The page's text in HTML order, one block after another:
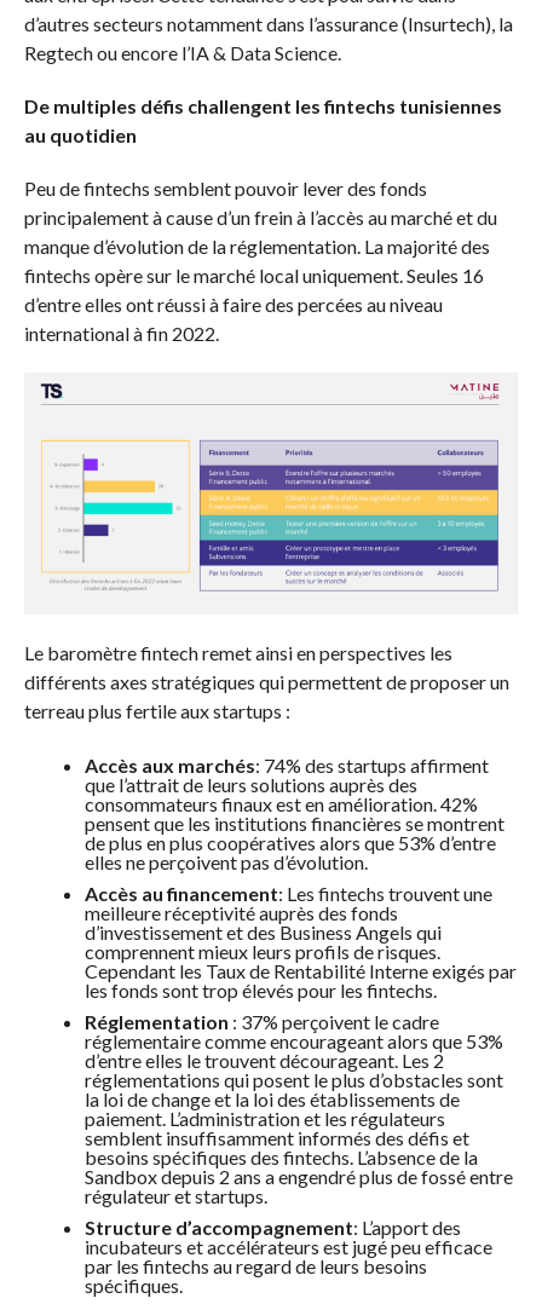
d’autres secteurs notamment dans l’assurance (Insurtech), la
Regtech ou encore l’IA & Data Science.
De multiples défis challengent les fintechs tunisiennes
au quotidien
Peu de fintechs semblent pouvoir lever des fonds
principalement à cause d’un frein à l’accès au marché et du
manque d’évolution de la réglementation. La majorité des
fintechs opère sur le marché local uniquement. Seules 16
d’entre elles ont réussi à faire des percées au niveau
international à fin 2022.
Le baromètre fintech remet ainsi en perspectives les
différents axes stratégiques qui permettent de proposer un
terreau plus fertile aux startups :
Accès aux marchés: 74% des startups affirment
que l’attrait de leurs solutions auprès des
consommateurs finaux est en amélioration. 42%
pensent que les institutions financières se montrent
de plus en plus coopératives alors que 53% d’entre
elles ne perçoivent pas d’évolution.
Accès au financement: Les fintechs trouvent une
meilleure réceptivité auprès des fonds
d’investissement et des Business Angels qui
comprennent mieux leurs profils de risques.
Cependant les Taux de Rentabilité Interne exigés par
les fonds sont trop élevés pour les fintechs.
Réglementation : 37% perçoivent le cadre
réglementaire comme encourageant alors que 53%
d’entre elles le trouvent décourageant. Les 2
réglementations qui posent le plus d’obstacles sont
la loi de change et la loi des établissements de
paiement. L’administration et les régulateurs
semblent insuffisamment informés des défis et
besoins spécifiques des fintechs. L’absence de la
Sandbox depuis 2 ans a engendré plus de fossé entre
régulateur et startups.
Structure d’accompagnement: L’apport des
incubateurs et accélérateurs est jugé peu efficace
par les fintechs au regard de leurs besoins
spécifiques.